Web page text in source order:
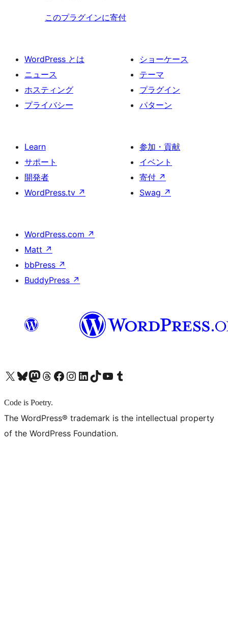
このプラグインに寄付
WordPress とは
ニュース
ホスティング
プライバシー
ショーケース
テーマ
プラグイン
パターン
Learn
サポート
開発者
WordPress.tv ↗
参加・貢献
イベント
寄付 ↗
Swag ↗
WordPress.com ↗
Matt ↗
bbPress ↗
BuddyPress ↗
X (旧 Twitter) アカウントへBluesky アカウントへMastodon アカウントへThreads アカウントへ Facebook ページへInstagram アカウントへ LinkedIn アカウントへTikTok アカウントへYouTube チャンネルへ Tumblr アカウントへ
Code is Poetry.
The WordPress® trademark is the intellectual property
of the WordPress Foundation.